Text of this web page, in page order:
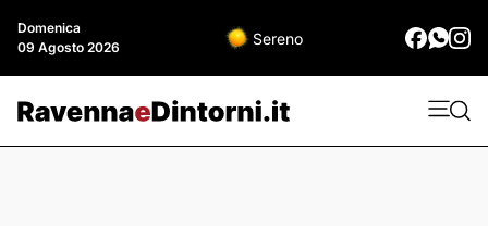
Domenica
09 Agosto 2026
Sereno